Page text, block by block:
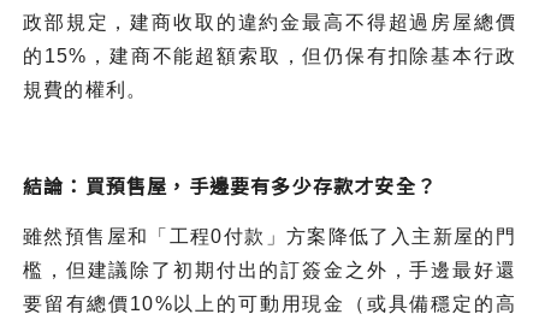
政部規定，建商收取的違約金最高不得超過房屋總價
的15%，建商不能超額索取，但仍保有扣除基本行政
規費的權利。
結論：買預售屋，手邊要有多少存款才安全？
雖然預售屋和「工程0付款」方案降低了入主新屋的門
檻，但建議除了初期付出的訂簽金之外，手邊最好還
要留有總價10%以上的可動用現金（或具備穩定的高